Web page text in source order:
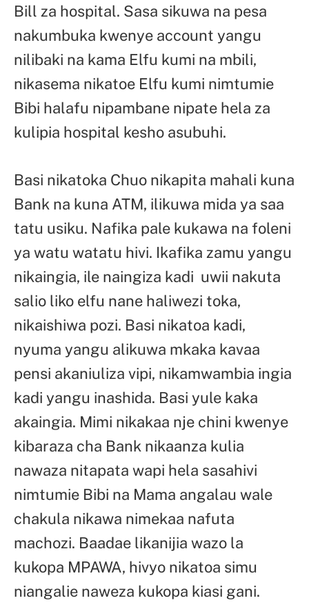
Bill za hospital. Sasa sikuwa na pesa
nakumbuka kwenye account yangu
nilibaki na kama Elfu kumi na mbili,
nikasema nikatoe Elfu kumi nimtumie
Bibi halafu nipambane nipate hela za
kulipia hospital kesho asubuhi.
Basi nikatoka Chuo nikapita mahali kuna
Bank na kuna ATM, ilikuwa mida ya saa
tatu usiku. Nafika pale kukawa na foleni
ya watu watatu hivi. Ikafika zamu yangu
nikaingia, ile naingiza kadi uwii nakuta
salio liko elfu nane haliwezi toka,
nikaishiwa pozi. Basi nikatoa kadi,
nyuma yangu alikuwa mkaka kavaa
pensi akaniuliza vipi, nikamwambia ingia
kadi yangu inashida. Basi yule kaka
akaingia. Mimi nikakaa nje chini kwenye
kibaraza cha Bank nikaanza kulia
nawaza nitapata wapi hela sasahivi
nimtumie Bibi na Mama angalau wale
chakula nikawa nimekaa nafuta
machozi. Baadae likanijia wazo la
kukopa MPAWA, hivyo nikatoa simu
niangalie naweza kukopa kiasi gani.